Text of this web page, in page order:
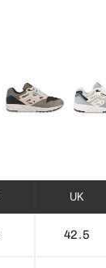
UK
42.5